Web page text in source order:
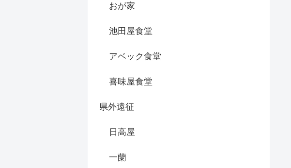
おが家
池田屋食堂
アベック食堂
喜味屋食堂
県外遠征
日高屋
一蘭